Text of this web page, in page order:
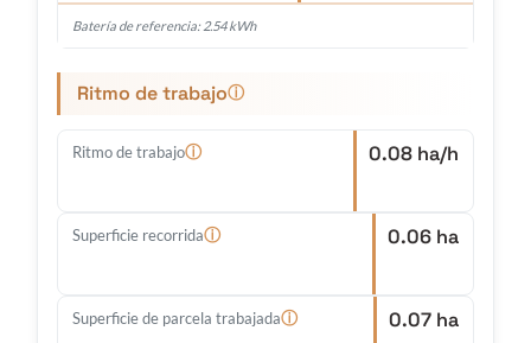
Batería de referencia: 2.54 kWh
Ritmo de trabajoⓘ
Ritmo de trabajoⓘ 0.08 ha/h
Superficie recorridaⓘ 0.06 ha
Superficie de parcela trabajadaⓘ 0.07 ha